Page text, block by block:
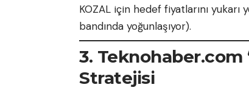
KOZAL için hedef fiyatlarını
bandında yoğunlaşıyor).
3. Teknohaber.com
Stratejisi